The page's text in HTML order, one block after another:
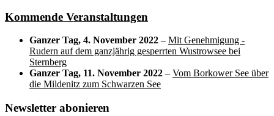
Kommende Veranstaltungen
Ganzer Tag, 4. November 2022 – Mit Genehmigung -
Rudern auf dem ganzjährig gesperrten Wustrowsee bei
Sternberg
Ganzer Tag, 11. November 2022 – Vom Borkower See über
die Mildenitz zum Schwarzen See
Newsletter abonieren